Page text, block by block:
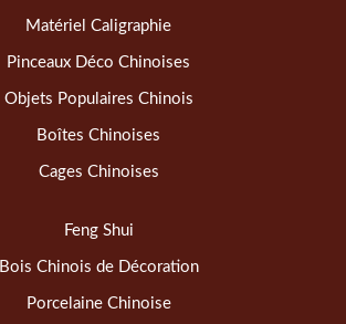
Matériel Caligraphie
Pinceaux Déco Chinoises
Objets Populaires Chinois
Boîtes Chinoises
Cages Chinoises
Feng Shui
Bois Chinois de Décoration
Porcelaine Chinoise